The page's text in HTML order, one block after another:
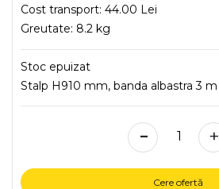
Cost transport: 44.00 Lei
Greutate: 8.2 kg
Stoc epuizat
Stalp H910 mm, banda albastra 3 m
- +
Cere ofertă